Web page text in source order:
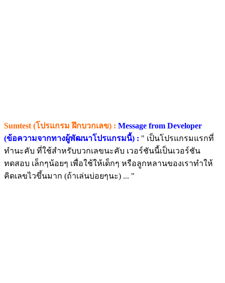
Sumtest (โปรแกรม ฝึกบวกเลข) : Message from Developer
(ข้อความจากทางผู้พัฒนาโปรแกรมนี้) : " เป็นโปรแกรมแรกที่
ทำนะคับ ที่ใช้สำหรับบวกเลขนะคับ เวอร์ชันนี้เป็นเวอร์ชัน
ทดสอบ เล็กๆน้อยๆ เพื่อใช้ให้เด็กๆ หรือลูกหลานของเราทำให้
คิดเลขไวขึ้นมาก (ถ้าเล่นบ่อยๆนะ) ... "